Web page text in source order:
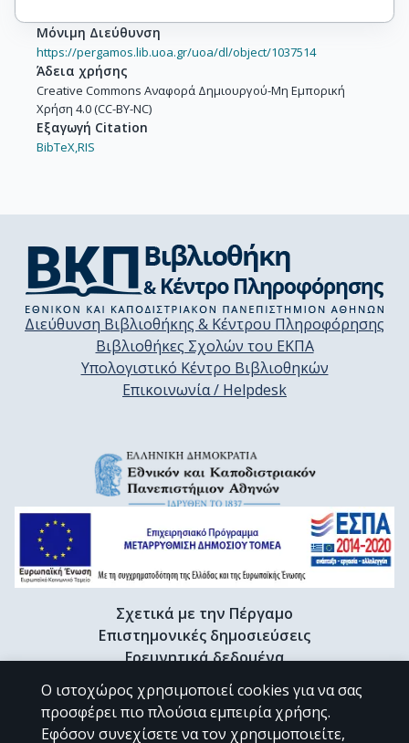
Μόνιμη Διεύθυνση
https://pergamos.lib.uoa.gr/uoa/dl/object/1037514
Άδεια χρήσης
Creative Commons Αναφορά Δημιουργού-Μη Εμπορική
Χρήση 4.0 (CC-BY-NC)
Εξαγωγή Citation
BibTeX,RIS
Διεύθυνση Βιβλιοθήκης & Κέντρου Πληροφόρησης
Βιβλιοθήκες Σχολών του ΕΚΠΑ
Υπολογιστικό Κέντρο Βιβλιοθηκών
Επικοινωνία / Helpdesk
Σχετικά με την Πέργαμο
Επιστημονικές δημοσιεύσεις
Ερευνητικά δεδομένα
Διδακτορικές διατριβές & Γκρίζα βιβλιογραφία
Προφίλ Ερευνητή
Ο ιστοχώρος χρησιμοποιεί cookies για να σας
προσφέρει πιο πλούσια εμπειρία χρήσης.
Εφόσον συνεχίσετε να τον χρησιμοποιείτε,